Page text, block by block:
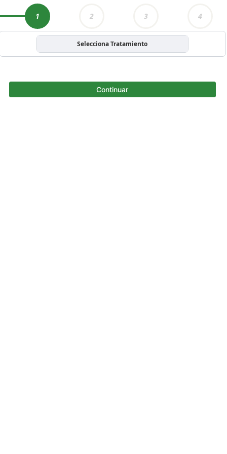
1 2 3 4
Selecciona Tratamiento
Continuar